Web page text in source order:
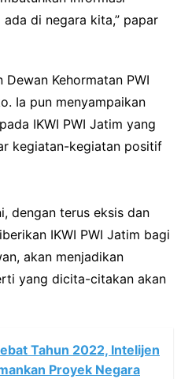
di negara kita,” papar
Kehormatan PWI
Ia pun menyampaikan
IKWI PWI Jatim yang
kegiatan-kegiatan positif
dengan terus eksis dan
IKWI PWI Jatim bagi
akan menjadikan
yang dicita-citakan akan
Tahun 2022, Intelijen
Proyek Negara